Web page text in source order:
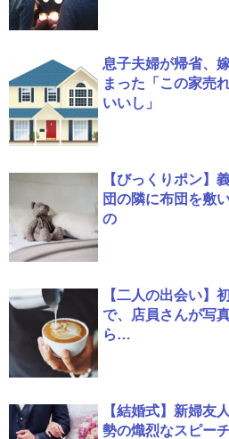
息子夫婦が帰省、
まった「この家売
いいし」
【びっくりポン】
団の隣に布団を敷
の
【二人の出会い】
で、店員さんが写
ら…
【結婚式】新婦友
勢の熾烈なスピー